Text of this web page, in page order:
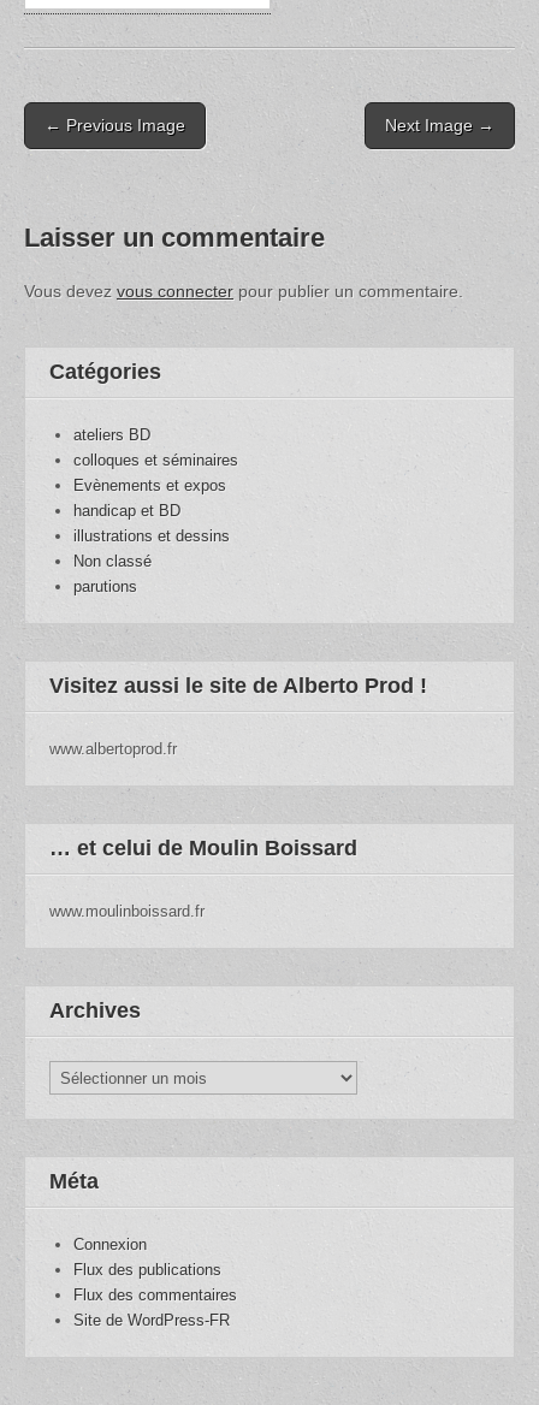
Post
navigation
← Previous Image Next Image →
Laisser un commentaire
Vous devez vous connecter pour publier un commentaire.
Catégories
ateliers BD
colloques et séminaires
Evènements et expos
handicap et BD
illustrations et dessins
Non classé
parutions
Visitez aussi le site de Alberto Prod !
www.albertoprod.fr
… et celui de Moulin Boissard
www.moulinboissard.fr
Archives
Archives
Méta
Connexion
Flux des publications
Flux des commentaires
Site de WordPress-FR